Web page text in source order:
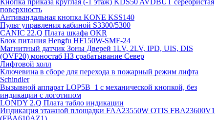
Кнопка приказа круглая (-1 этаж) KDS50 AVDBUT серебристая
поверхность
Антивандальная кнопка KONE KSS140
Пульт управления кабиной S3300/5300
CANIC 22.Q Плата шкафа OKR
Блок питания Hengfu HF150W-SMF-24
Магнитный датчик Зоны Дверей 1LV, 2LV, IPD, UIS, DIS
(OVF20) моностаб НЗ срабатывание Cевер
Лифтовой холл
Ключевина в сборе для перехода в пожарный режим лифта
Schindler
Вызывной аппарат LOP5B_1 с механической кнопкой, без
индикации с логотипом
LONDY 2.Q Плата табло индикации
Индикация этажной площадки FAA23550W OTIS FBA23600V1
(FBA610AZ1)